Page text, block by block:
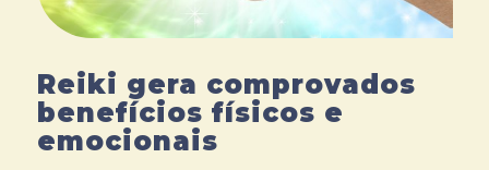
Reiki gera comprovados
benefícios físicos e
emocionais